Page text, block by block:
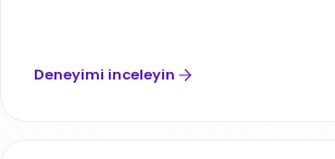
Deneyimi inceleyin